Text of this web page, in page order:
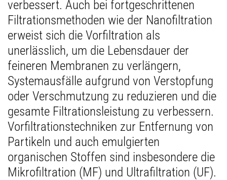
verbessert. Auch bei fortgeschrittenen
Filtrationsmethoden wie der Nanofiltration
erweist sich die Vorfiltration als
unerlässlich, um die Lebensdauer der
feineren Membranen zu verlängern,
Systemausfälle aufgrund von Verstopfung
oder Verschmutzung zu reduzieren und die
gesamte Filtrationsleistung zu verbessern.
Vorfiltrationstechniken zur Entfernung von
Partikeln und auch emulgierten
organischen Stoffen sind insbesondere die
Mikrofiltration (MF) und Ultrafiltration (UF).